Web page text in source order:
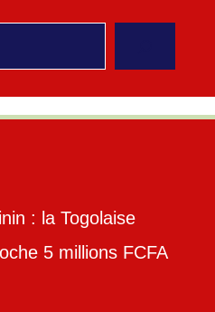
: la Togolaise
5 millions FCFA